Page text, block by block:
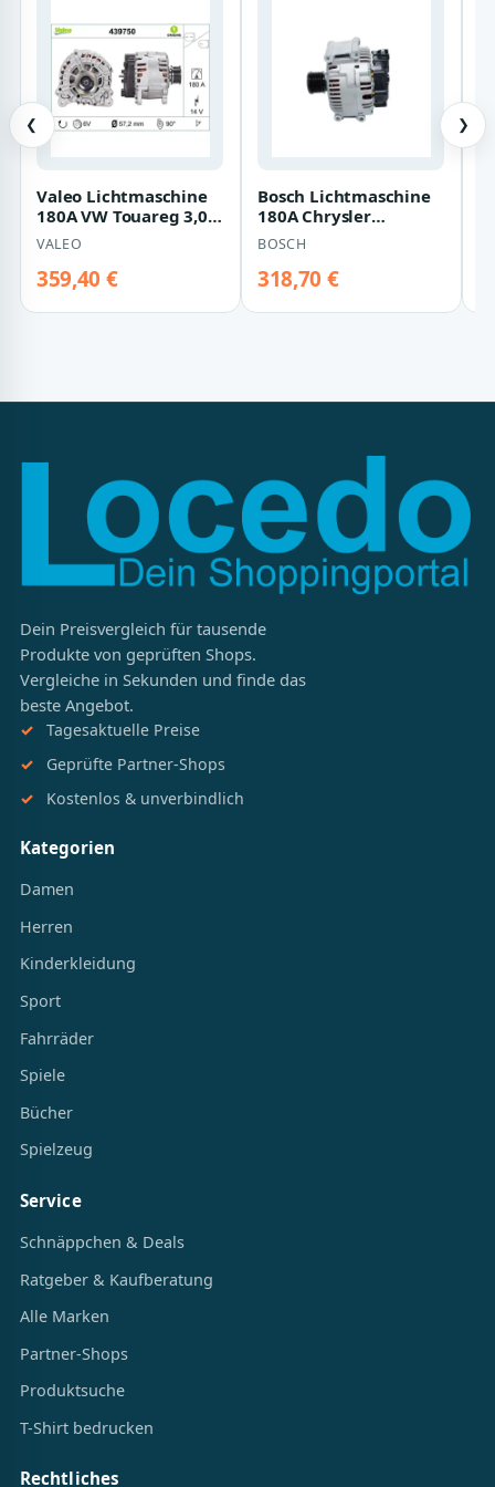
❮
Valeo Lichtmaschine
180A VW Touareg 3,0
439750
VALEO
359,40 €
Bosch Lichtmaschine
180A Chrysler
Mercedes 3,0
BOSCH
318,70 €
❯
Dein Preisvergleich für tausende
Produkte von geprüften Shops.
Vergleiche in Sekunden und finde das
beste Angebot.
Tagesaktuelle Preise
Geprüfte Partner-Shops
Kostenlos & unverbindlich
Kategorien
Damen
Herren
Kinderkleidung
Sport
Fahrräder
Spiele
Bücher
Spielzeug
Service
Schnäppchen & Deals
Ratgeber & Kaufberatung
Alle Marken
Partner-Shops
Produktsuche
T-Shirt bedrucken
Rechtliches